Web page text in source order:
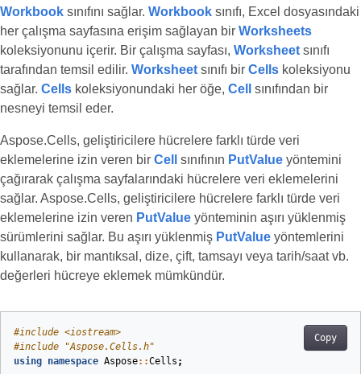
Workbook sınıfını sağlar. Workbook sınıfı, Excel dosyasındaki
her çalışma sayfasına erişim sağlayan bir Worksheets
koleksiyonunu içerir. Bir çalışma sayfası, Worksheet sınıfı
tarafından temsil edilir. Worksheet sınıfı bir Cells koleksiyonu
sağlar. Cells koleksiyonundaki her öğe, Cell
sınıfından bir
nesneyi temsil eder.
Aspose.Cells, geliştiricilere hücrelere farklı türde veri
eklemelerine izin veren bir Cell sınıfının PutValue yöntemini
çağırarak çalışma sayfalarındaki hücrelere veri eklemelerini
sağlar. Aspose.Cells, geliştiricilere hücrelere farklı türde veri
eklemelerine izin veren PutValue yönteminin aşırı yüklenmiş
sürümlerini sağlar. Bu aşırı yüklenmiş PutValue yöntemlerini
kullanarak, bir mantıksal, dize, çift, tamsayı veya tarih/saat vb.
değerleri hücreye eklemek mümkündür.
Copy
#include <iostream>
#include
"Aspose.Cells.h"
using namespace Aspose::Cells ;